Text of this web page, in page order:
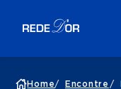
Home/
Encontre /